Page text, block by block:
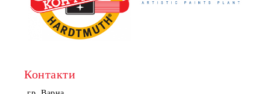
Контакти